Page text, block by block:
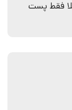
فقط پست